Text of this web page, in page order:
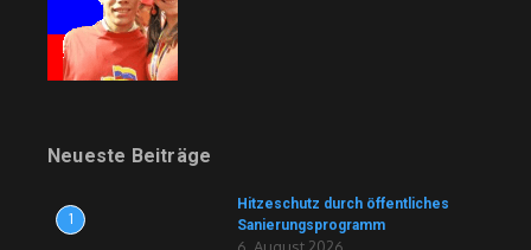
Neueste Beiträge
1
Hitzeschutz durch öffentliches
Sanierungsprogramm